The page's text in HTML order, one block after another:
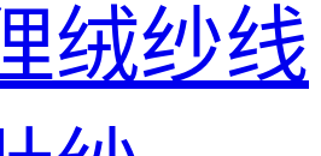
绒纱线